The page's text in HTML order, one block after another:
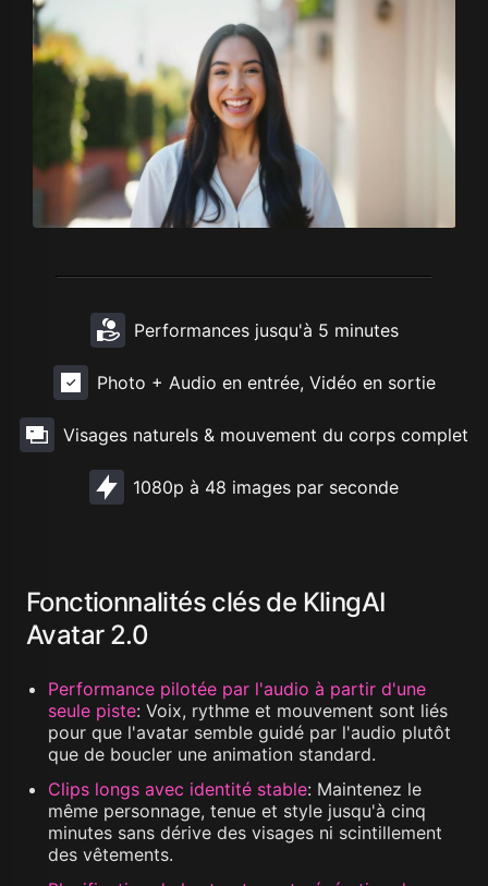
Performances jusqu'à 5 minutes
Photo + Audio en entrée, Vidéo en sortie
Visages naturels & mouvement du corps complet
1080p à 48 images par seconde
Fonctionnalités clés de KlingAI
Avatar 2.0
Performance pilotée par l'audio à partir d'une
seule piste: Voix, rythme et mouvement sont liés
pour que l'avatar semble guidé par l'audio plutôt
que de boucler une animation standard.
Clips longs avec identité stable: Maintenez le
même personnage, tenue et style jusqu'à cinq
minutes sans dérive des visages ni scintillement
des vêtements.